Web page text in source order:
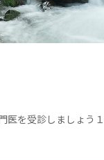
医を受診しましょう１